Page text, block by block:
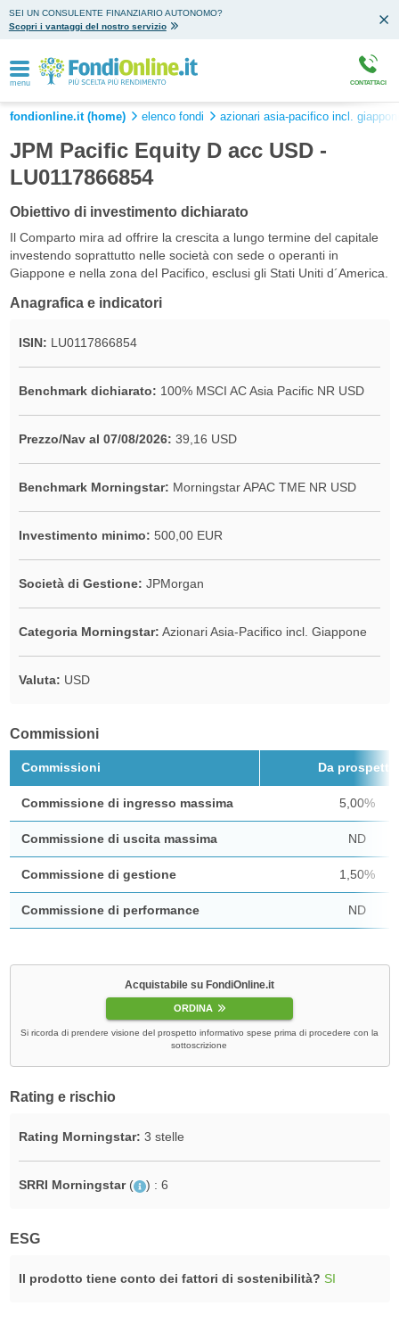
SEI UN CONSULENTE FINANZIARIO AUTONOMO?
Scopri i vantaggi del nostro servizio
menu CONTATTACI
fondionline.it (home) elenco fondi azionari asia-pacifico incl.
JPM Pacific Equity D acc USD -
LU0117866854
Obiettivo di investimento dichiarato
Il Comparto mira ad offrire la crescita a lungo termine del capitale
investendo soprattutto nelle società con sede o operanti in
Giappone e nella zona del Pacifico, esclusi gli Stati Uniti d´America.
Anagrafica e indicatori
ISIN: LU0117866854
Benchmark dichiarato: 100% MSCI AC Asia Pacific NR USD
Prezzo/Nav al 07/08/2026: 39,16 USD
Benchmark Morningstar: Morningstar APAC TME NR USD
Investimento minimo: 500,00 EUR
Società di Gestione: JPMorgan
Categoria Morningstar: Azionari Asia-Pacifico incl. Giappone
Valuta: USD
Commissioni
Commissioni Da prospetto
Commissione di ingresso massima 5,00%
Commissione di uscita massima ND
Commissione di gestione 1,50%
Commissione di performance ND
Acquistabile su FondiOnline.it
ORDINA
Si ricorda di prendere visione del prospetto informativo spese prima di procedere con la
sottoscrizione
Rating e rischio
Rating Morningstar: 3 stelle
SRRI Morningstar ( ) : 6
ESG
Il prodotto tiene conto dei fattori di sostenibilità? SI